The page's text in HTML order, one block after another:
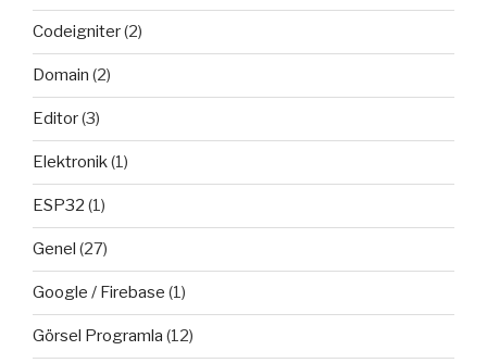
Codeigniter(2)
Domain (2)
Editor(3)
Elektronik(1)
ESP32 (1)
Genel (27)
Google / Firebase (1)
Görsel Programla (12)